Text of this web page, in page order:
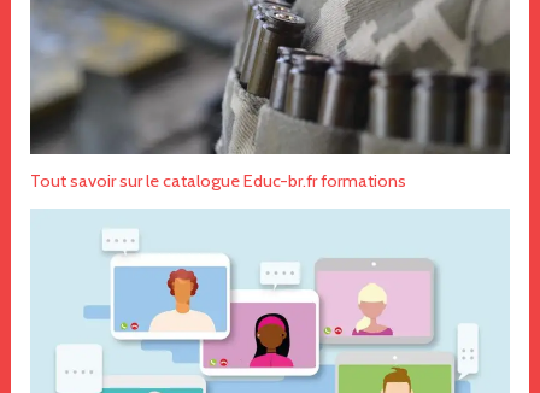
Tout savoir sur le catalogue Educ-br.fr formations